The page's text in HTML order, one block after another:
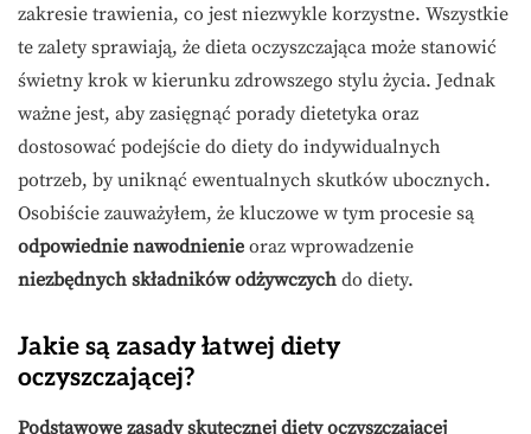
zakresie trawienia, co jest niezwykle korzystne. Wszystkie
te zalety sprawiają, że dieta oczyszczająca może stanowić
świetny krok w kierunku zdrowszego stylu życia. Jednak
ważne jest, aby zasięgnąć porady dietetyka oraz
dostosować podejście do diety do indywidualnych
potrzeb, by uniknąć ewentualnych skutków ubocznych.
Osobiście zauważyłem, że kluczowe w tym procesie są
odpowiednie nawodnienie oraz wprowadzenie
niezbędnych składników odżywczych do diety.
Jakie są zasady łatwej diety
oczyszczającej?
Podstawowe zasady skutecznej diety oczyszczającej